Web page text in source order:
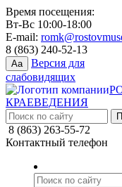
Время посещения:
Вт-Вс 10:00-18:00
E-mail:
8 (863) 240-52-13
Aa
Версия для
слабовидящих
КРАЕВЕДЕНИЯ
8 (863) 263-55-72
Контактный телефон